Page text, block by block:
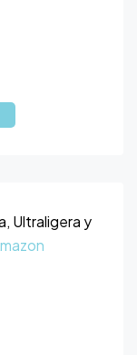
Ultraligera y